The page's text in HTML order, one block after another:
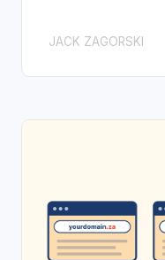
JACK ZAGORSKI